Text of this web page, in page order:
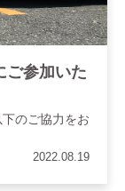
ご参加いた
のご協力をお
2022.08.19